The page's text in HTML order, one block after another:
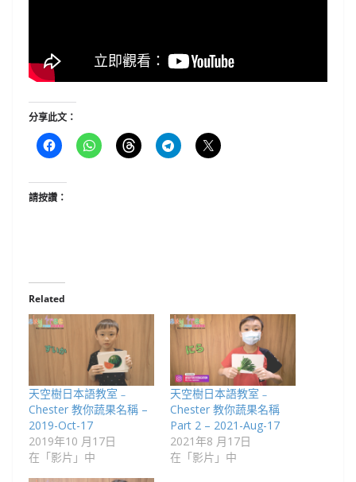
分享此文：
請按讚：
Related
天空樹日本語教室﹣
Chester 教你蔬果名稱 –
2019-Oct-17
2019年10 月17日
在「影片」中
天空樹日本語教室﹣
Chester 教你蔬果名稱
Part 2 – 2021-Aug-17
2021年8 月17日
在「影片」中